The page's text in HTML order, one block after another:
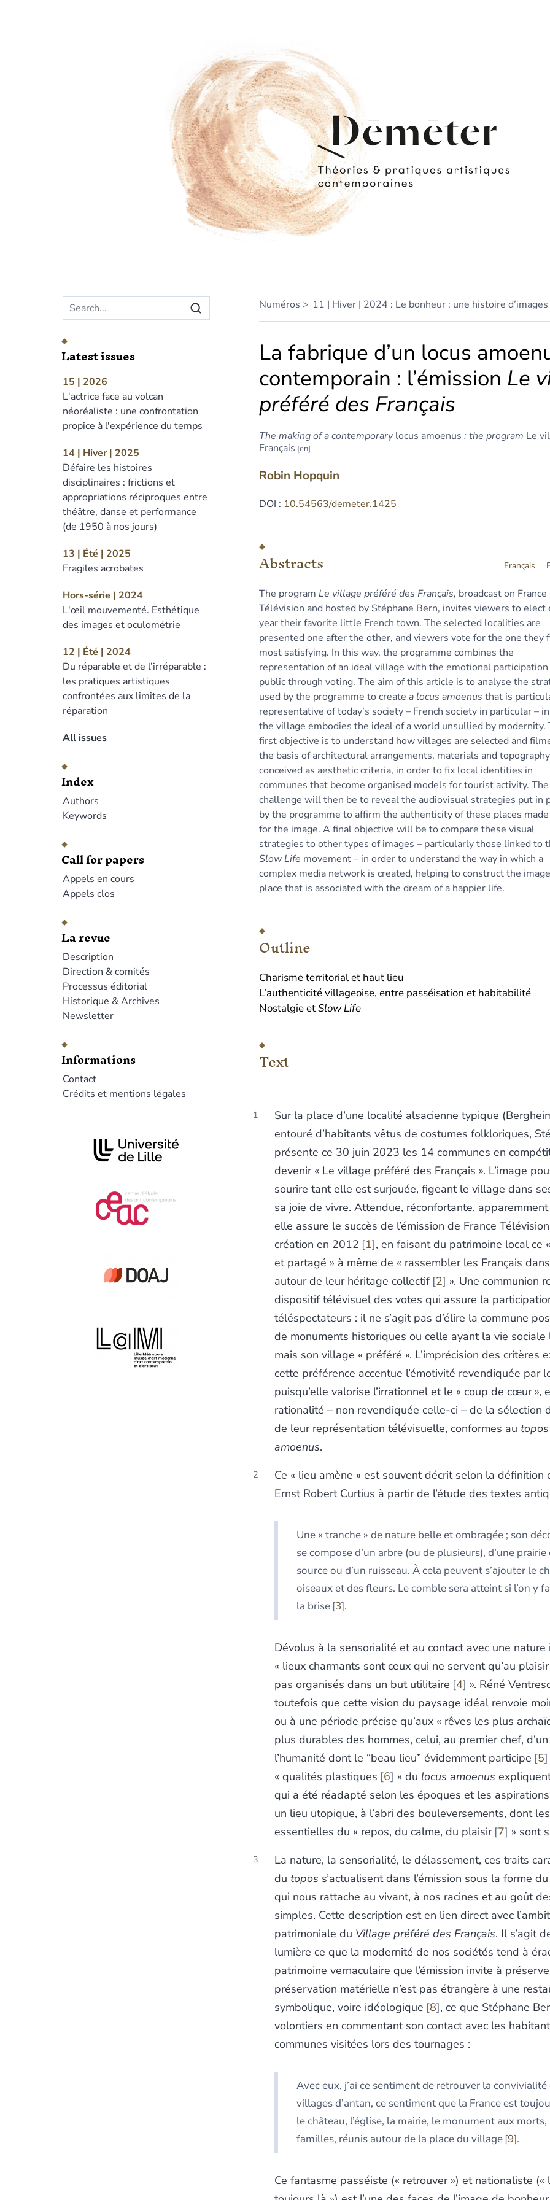
Main menu
Latest issues
15 | 2026
L'actrice face au volcan
néoréaliste : une confrontation
propice à l'expérience du temps
14 | Hiver | 2025
Défaire les histoires
disciplinaires : frictions et
appropriations réciproques entre
théâtre, danse et performance
(de 1950 à nos jours)
13 | Été | 2025
Fragiles acrobates
Hors-série | 2024
L'œil mouvementé. Esthétique
des images et oculométrie
12 | Été | 2024
Du réparable et de l’irréparable :
les pratiques artistiques
confrontées aux limites de la
réparation
All issues
Index
Authors
Keywords
Call for papers
Appels en cours
Appels clos
La revue
Description
Direction & comités
Processus éditorial
Historique & Archives
Newsletter
Informations
Contact
Crédits et mentions légales
In collaboration with
Numéros 11 | Hiver | 2024 : Le bonheur : une histoire d’images
La fabrique d’un locus
contemporain : l’émission Le
préféré des Français
The making of a contemporarylocus amoenus : the program Le
Français
Robin Hopquin
DOI : 10.54563/demeter.1425
Index
Outline
Bibliography
Notes
Illustrations
References
Author
Abstracts Français
The program Le village préféré des Français, broadcast on France
Télévision and hosted by Stéphane Bern, invites viewers to elect
year their favorite little French town. The selected localities are
presented one after the other, and viewers vote for the one they
most satisfying. In this way, the programme combines the
representation of an ideal village with the emotional
public through voting. The aim of this article is to analyse the
used by the programme to create a locus amoenus that is
representative of today’s society – French society in particular –
the village embodies the ideal of a world unsullied by modernity.
first objective is to understand how villages are selected and
the basis of architectural arrangements, materials and topography
conceived as aesthetic criteria, in order to fix local identities in
communes that become organised models for tourist activity. The
challenge will then be to reveal the audiovisual strategies put in
by the programme to affirm the authenticity of these places made
for the image. A final objective will be to compare these visual
strategies to other types of images – particularly those linked to
Slow Life movement – in order to understand the way in which a
complex media network is created, helping to construct the
place that is associated with the dream of a happier life.
Outline
Charisme territorial et haut lieu
L’authenticité villageoise, entre passéisation et habitabilité
Nostalgie etSlow Life
Text
Sur la place d’une localité alsacienne typique
entouré d’habitants vêtus de costumes folkloriques,
présente ce 30 juin 2023 les 14 communes en
devenir « Le village préféré des Français ». L’image
sourire tant elle est surjouée, figeant le village dans
sa joie de vivre. Attendue, réconfortante,
elle assure le succès de l’émission de France
création en 2012 1 , en faisant du patrimoine local ce
et partagé » à même de « rassembler les Français
autour de leur héritage collectif 2 ». Une communion
dispositif télévisuel des votes qui assure la
téléspectateurs : il ne s’agit pas d’élire la commune
de monuments historiques ou celle ayant la vie sociale
mais son village « préféré ». L’imprécision des critères
cette préférence accentue l’émotivité revendiquée par
puisqu’elle valorise l’irrationnel et le « coup de cœur »,
rationalité – non revendiquée celle-ci – de la sélection
de leur représentation télévisuelle, conformes au topos
amoenus.
Ce « lieu amène » est souvent décrit selon la définition
Ernst Robert Curtius à partir de l’étude des textes
Une « tranche » de nature belle et ombragée ; son
se compose d’un arbre (ou de plusieurs), d’une prairie
source ou d’un ruisseau. À cela peuvent s’ajouter le
oiseaux et des fleurs. Le comble sera atteint si l’on y
la brise 3 .
Dévolus à la sensorialité et au contact avec une nature
« lieux charmants sont ceux qui ne servent qu’au
pas organisés dans un but utilitaire 4 ». Réné
toutefois que cette vision du paysage idéal renvoie
ou à une période précise qu’aux « rêves les plus
plus durables des hommes, celui, au premier chef, d’un
l’humanité dont le “beau lieu” évidemment participe 5
« qualités plastiques 6 » du locus amoenus
qui a été réadapté selon les époques et les
un lieu utopique, à l’abri des bouleversements, dont
essentielles du « repos, du calme, du plaisir 7 » sont
La nature, la sensorialité, le délassement, ces traits
du topos s’actualisent dans l’émission sous la forme
qui nous rattache au vivant, à nos racines et au goût
simples. Cette description est en lien direct avec
patrimoniale du Village préféré des Français. Il s’agit
lumière ce que la modernité de nos sociétés tend à
patrimoine vernaculaire que l’émission invite à
préservation matérielle n’est pas étrangère à une
symbolique, voire idéologique 8 , ce que Stéphane
volontiers en commentant son contact avec les
communes visitées lors des tournages :
Avec eux, j’ai ce sentiment de retrouver la convivialité
villages d’antan, ce sentiment que la France est
le château, l’église, la mairie, le monument aux morts,
familles, réunis autour de la place du village 9 .
Ce fantasme passéiste (« retrouver ») et nationaliste («